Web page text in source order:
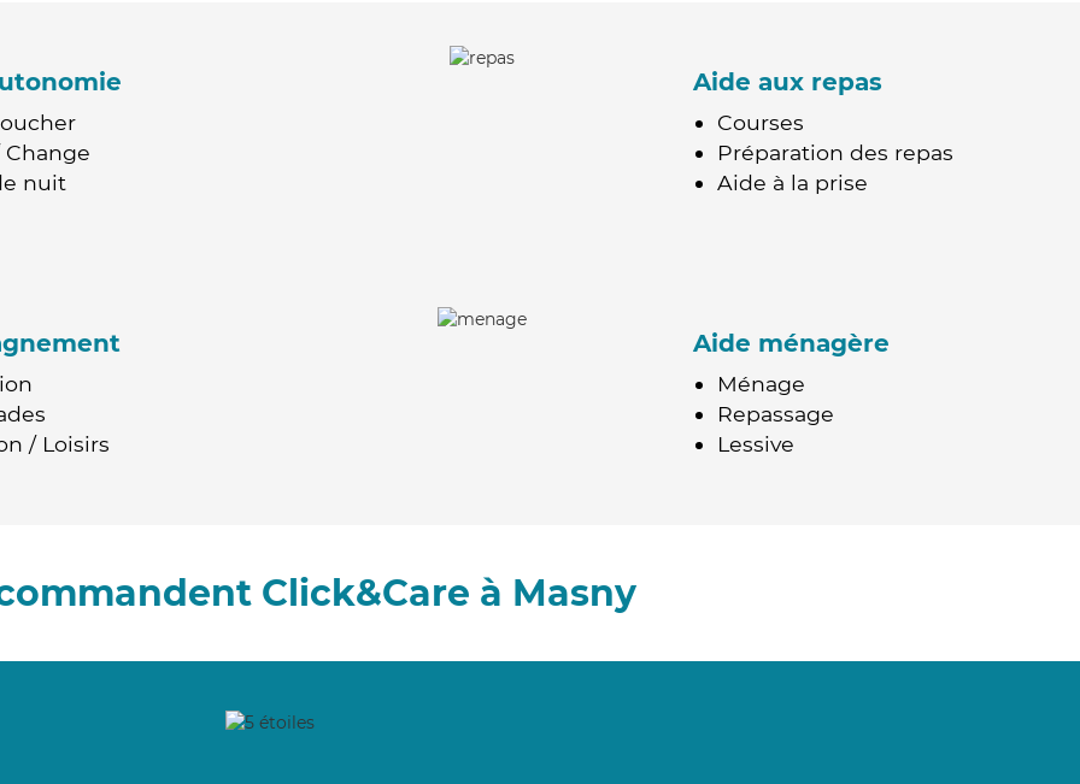
nuit
Aide aux repas
Courses
Préparation des repas
Aide à la prise
/ Loisirs
Aide ménagère
Ménage
Repassage
Lessive
Click&Care à Masny